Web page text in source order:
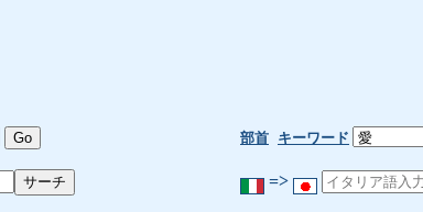
部首 キーワード
=>